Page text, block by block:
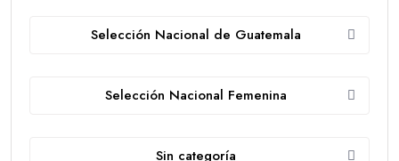
Selección Nacional de Guatemala
Selección Nacional Femenina
Sin categoría